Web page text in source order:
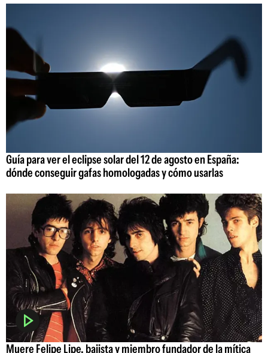
Guía para ver el eclipse solar del 12 de agosto en España:
dónde conseguir gafas homologadas y cómo usarlas
Muere Felipe Lipe, bajista y miembro fundador de la mítica